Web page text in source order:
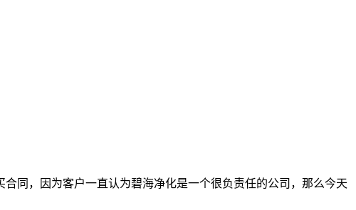
同，因为客户一直认为碧海净化是一个很负责任的公司，那么今天